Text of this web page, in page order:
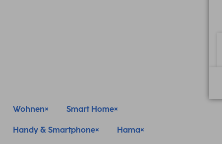
Wohnen Smart Home
Handy & Smartphone Hama